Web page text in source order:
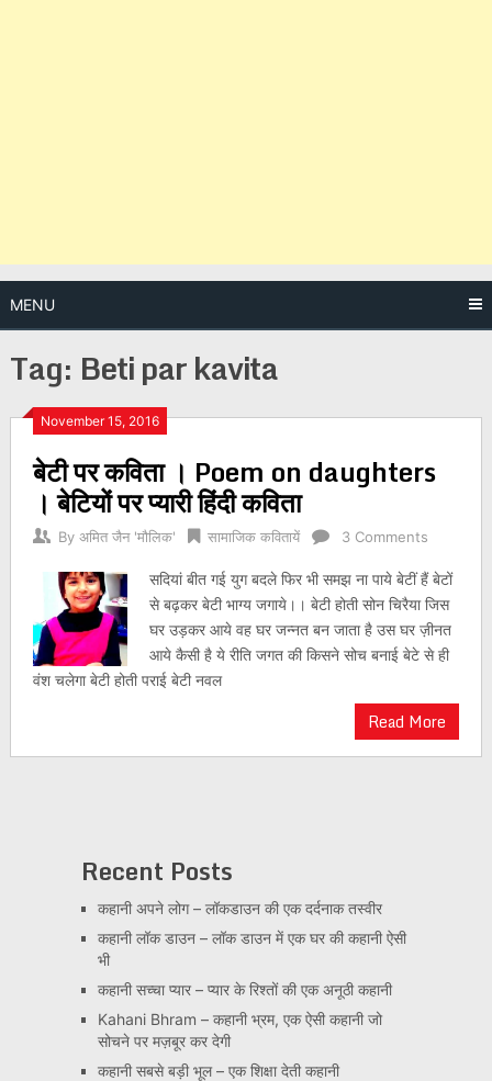
MENU
Tag: Beti par kavita
November 15, 2016
बेटी पर कविता । Poem on daughters
। बेटियों पर प्यारी हिंदी कविता
By अमित जैन 'मौलिक' सामाजिक कवितायें 3 Comments
सदियां बीत गई युग बदले फिर भी समझ ना पाये बेटीं हैं बेटों
से बढ़कर बेटी भाग्य जगाये।। बेटी होती सोन चिरैया जिस
घर उड़कर आये वह घर जन्नत बन जाता है उस घर ज़ीनत
आये कैसी है ये रीति जगत की किसने सोच बनाई बेटे से ही
वंश चलेगा बेटी होती पराई बेटी नवल
Read More
Posts
navigation
Recent Posts
कहानी अपने लोग – लॉकडाउन की एक दर्दनाक तस्वीर
कहानी लॉक डाउन – लॉक डाउन में एक घर की कहानी ऐसी
भी
कहानी सच्चा प्यार – प्यार के रिश्तों की एक अनूठी कहानी
Kahani Bhram – कहानी भ्रम, एक ऐसी कहानी जो
सोचने पर मज़बूर कर देगी
कहानी सबसे बड़ी भूल – एक शिक्षा देती कहानी